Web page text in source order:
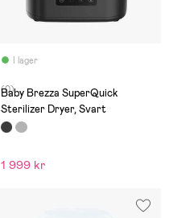
I lager
(0)
Baby Brezza SuperQuick
Sterilizer Dryer, Svart
1 999 kr